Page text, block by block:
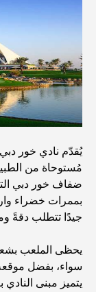
إفطار
المقاهي في
والمجتمع
مطاعم دبي
استكشاف
Meets
المقاهي في
الحياة في
يُقدّم نادي خور
مُستوحاة من
بممرات خضراء
جيدًا تتطلب دقةً
يحظى الملعب
سواء، بفضل موقعه
يتميز مبنى